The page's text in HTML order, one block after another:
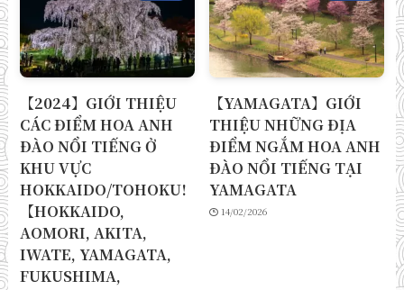
【2024】GIỚI THIỆU
CÁC ĐIỂM HOA ANH
ĐÀO NỔI TIẾNG Ở
KHU VỰC
HOKKAIDO/TOHOKU!
【HOKKAIDO,
AOMORI, AKITA,
IWATE, YAMAGATA,
FUKUSHIMA,
【YAMAGATA】GIỚI
THIỆU NHỮNG ĐỊA
ĐIỂM NGẮM HOA ANH
ĐÀO NỔI TIẾNG TẠI
YAMAGATA
14/02/2026